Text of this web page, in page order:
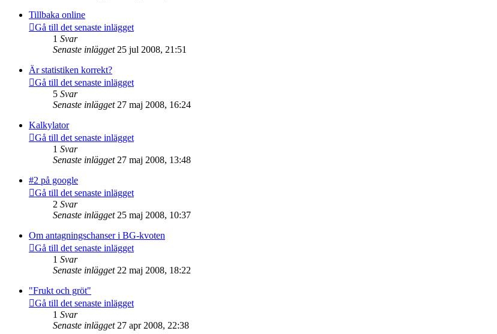
Tillbaka online
Gå till det senaste inlägget
1 Svar
Senaste inlägget 25 jul 2008, 21:51
Är statistiken korrekt?
Gå till det senaste inlägget
5 Svar
Senaste inlägget 27 maj 2008, 16:24
Kalkylator
Gå till det senaste inlägget
1 Svar
Senaste inlägget 27 maj 2008, 13:48
#2 på google
Gå till det senaste inlägget
2 Svar
Senaste inlägget 25 maj 2008, 10:37
Om antagningschanser i BG-kvoten
Gå till det senaste inlägget
1 Svar
Senaste inlägget 22 maj 2008, 18:22
"Frukt och gröt"
Gå till det senaste inlägget
1 Svar
Senaste inlägget 27 apr 2008, 22:38